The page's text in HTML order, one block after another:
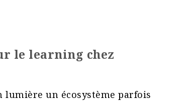
le learning chez
un écosystème parfois